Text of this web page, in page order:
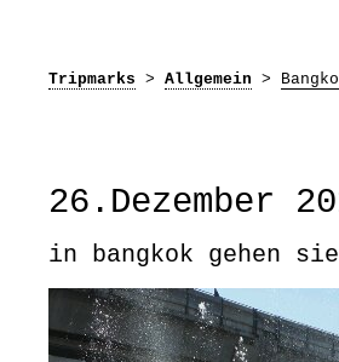
Tripmarks > Allgemein >
26.Dezember
in bangkok gehen